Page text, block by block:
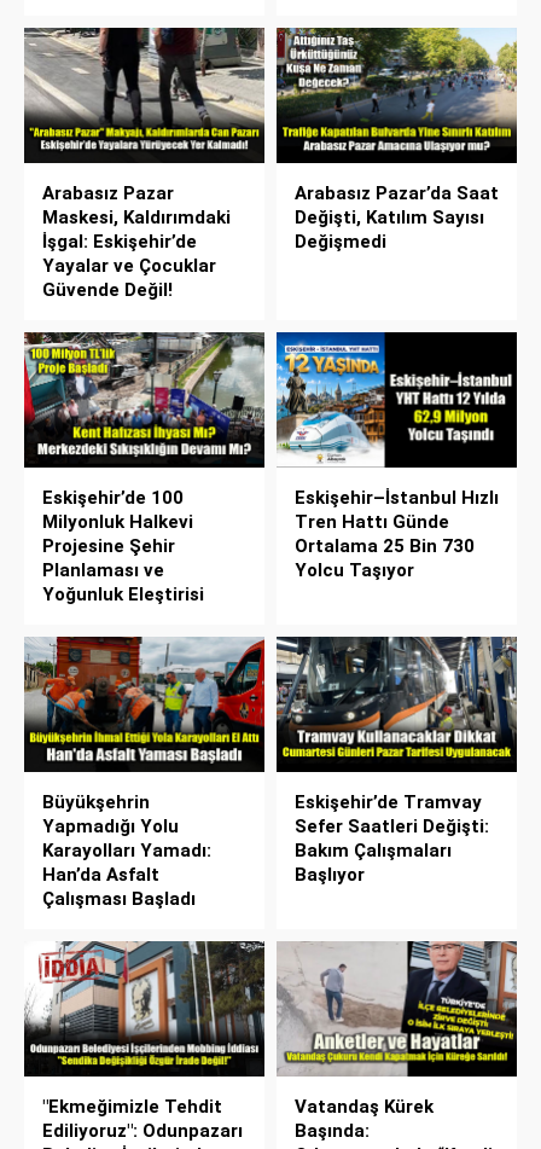
Arabasız Pazar
Maskesi, Kaldırımdaki
İşgal: Eskişehir’de
Yayalar ve Çocuklar
Güvende Değil!
Arabasız Pazar’da Saat
Değişti, Katılım Sayısı
Değişmedi
Eskişehir’de 100
Milyonluk Halkevi
Projesine Şehir
Planlaması ve
Yoğunluk Eleştirisi
Eskişehir–İstanbul Hızlı
Tren Hattı Günde
Ortalama 25 Bin 730
Yolcu Taşıyor
Büyükşehrin
Yapmadığı Yolu
Karayolları Yamadı:
Han’da Asfalt
Çalışması Başladı
Eskişehir’de Tramvay
Sefer Saatleri Değişti:
Bakım Çalışmaları
Başlıyor
"Ekmeğimizle Tehdit
Ediliyoruz": Odunpazarı
Vatandaş Kürek
Başında: